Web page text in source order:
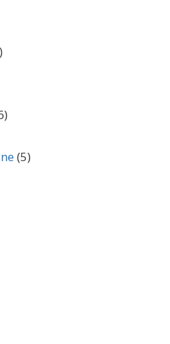
(5)